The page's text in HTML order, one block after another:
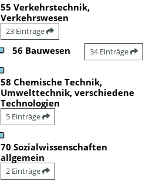
55 Verkehrstechnik,
Verkehrswesen
23 Einträge
56 Bauwesen 34 Einträge
58 Chemische Technik,
Umwelttechnik, verschiedene
Technologien
5 Einträge
70 Sozialwissenschaften
allgemein
2 Einträge